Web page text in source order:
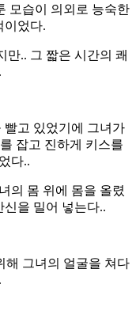
모습이 의외로 능숙한
이었다.
만.. 그 짧은 시간의 쾌
빨고 있었기에 그녀가
잡고 진하게 키스를
다..
의 몸 위에 몸을 올렸
신을 밀어 넣는다..
해 그녀의 얼굴을 쳐다